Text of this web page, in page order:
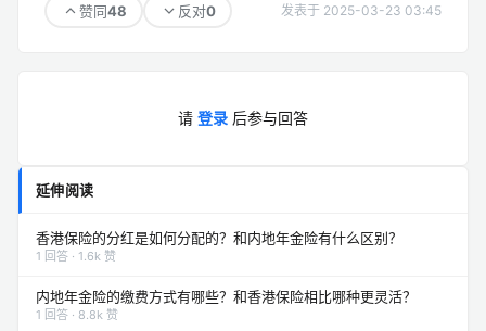
赞同48 反对0 发表于 2025-03-23 03:45
请 登录 后参与回答
延伸阅读
香港保险的分红是如何分配的？和内地年金险有什么区别？
1 回答 · 1.6k 赞
内地年金险的缴费方式有哪些？和香港保险相比哪种更灵活？
1 回答 · 8.8k 赞